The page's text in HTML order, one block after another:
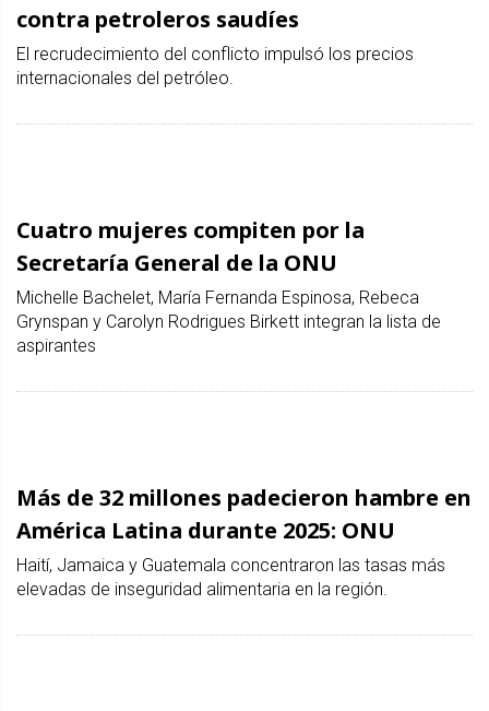
contra petroleros saudíes
El recrudecimiento del conflicto impulsó los precios
internacionales del petróleo.
Cuatro mujeres compiten por la
Secretaría General de la ONU
Michelle Bachelet, María Fernanda Espinosa, Rebeca
Grynspan y Carolyn Rodrigues Birkett integran la lista de
aspirantes
Más de 32 millones padecieron hambre en
América Latina durante 2025: ONU
Haití, Jamaica y Guatemala concentraron las tasas más
elevadas de inseguridad alimentaria en la región.